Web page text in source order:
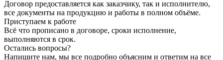
Договор предоставляется как заказчику, так и исполнителю,
все документы на продукцию и работы в полном объёме.
Приступаем к работе
Всё что прописано в договоре, сроки исполнение,
выполняются в срок.
Остались вопросы?
Напишите нам, мы все подробно объясним и ответим на все